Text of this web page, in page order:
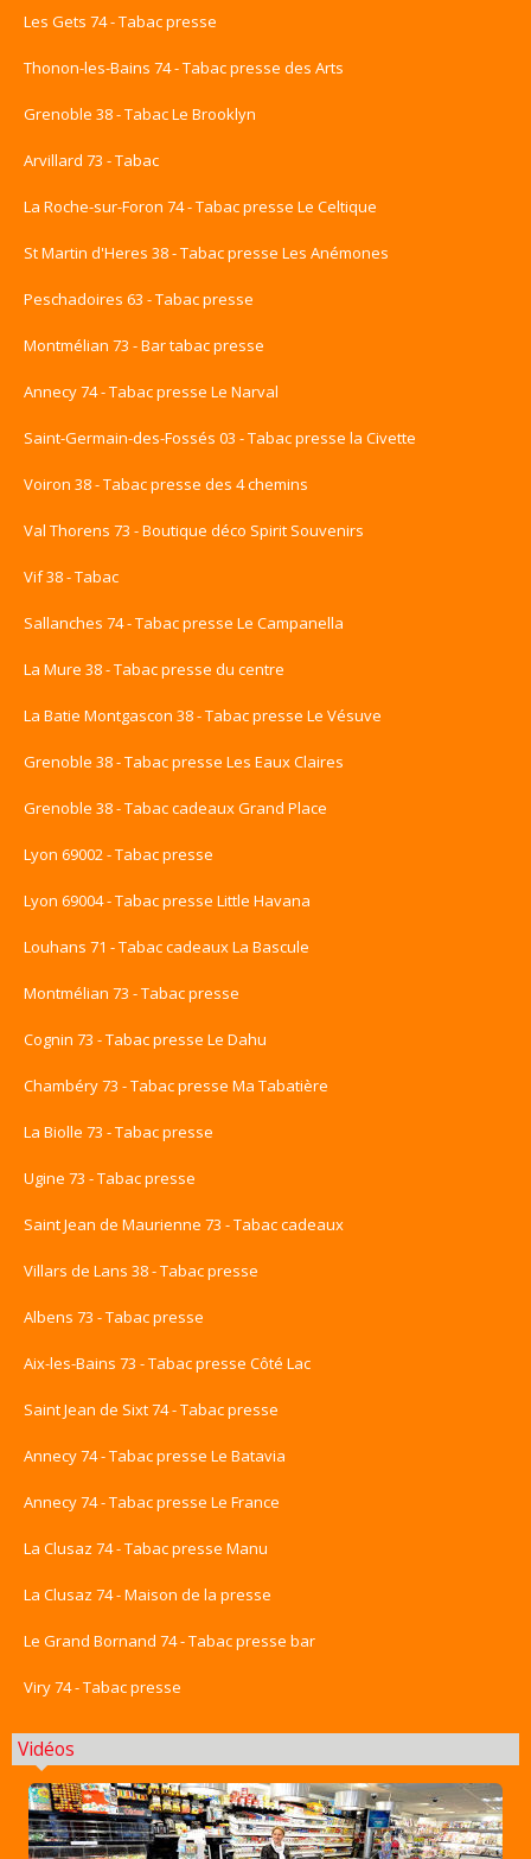
Les Gets 74 - Tabac presse
Thonon-les-Bains 74 - Tabac presse des Arts
Grenoble 38 - Tabac Le Brooklyn
Arvillard 73 - Tabac
La Roche-sur-Foron 74 - Tabac presse Le Celtique
St Martin d'Heres 38 - Tabac presse Les Anémones
Peschadoires 63 - Tabac presse
Montmélian 73 - Bar tabac presse
Annecy 74 - Tabac presse Le Narval
Saint-Germain-des-Fossés 03 - Tabac presse la Civette
Voiron 38 - Tabac presse des 4 chemins
Val Thorens 73 - Boutique déco Spirit Souvenirs
Vif 38 - Tabac
Sallanches 74 - Tabac presse Le Campanella
La Mure 38 - Tabac presse du centre
La Batie Montgascon 38 - Tabac presse Le Vésuve
Grenoble 38 - Tabac presse Les Eaux Claires
Grenoble 38 - Tabac cadeaux Grand Place
Lyon 69002 - Tabac presse
Lyon 69004 - Tabac presse Little Havana
Louhans 71 - Tabac cadeaux La Bascule
Montmélian 73 - Tabac presse
Cognin 73 - Tabac presse Le Dahu
Chambéry 73 - Tabac presse Ma Tabatière
La Biolle 73 - Tabac presse
Ugine 73 - Tabac presse
Saint Jean de Maurienne 73 - Tabac cadeaux
Villars de Lans 38 - Tabac presse
Albens 73 - Tabac presse
Aix-les-Bains 73 - Tabac presse Côté Lac
Saint Jean de Sixt 74 - Tabac presse
Annecy 74 - Tabac presse Le Batavia
Annecy 74 - Tabac presse Le France
La Clusaz 74 - Tabac presse Manu
La Clusaz 74 - Maison de la presse
Le Grand Bornand 74 - Tabac presse bar
Viry 74 - Tabac presse
Vidéos